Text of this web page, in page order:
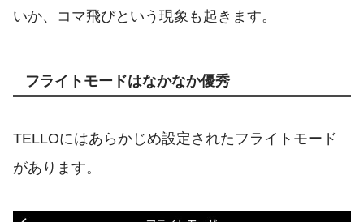
いか、コマ飛びという現象も起きます。
フライトモードはなかなか優秀
TELLOにはあらかじめ設定されたフライトモード
があります。